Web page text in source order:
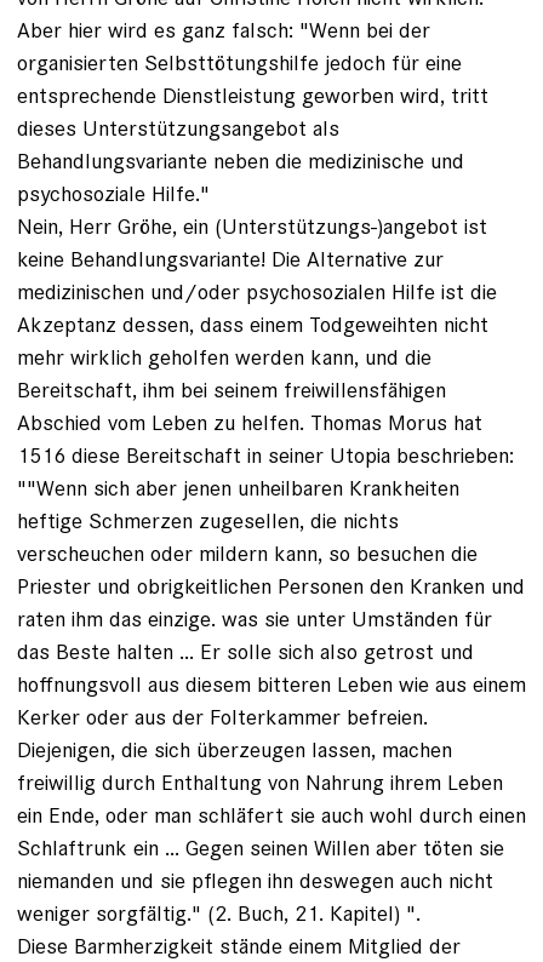
Aber hier wird es ganz falsch: "Wenn bei der
organisierten Selbsttötungshilfe jedoch für eine
entsprechende Dienstleistung geworben wird, tritt
dieses Unterstützungsangebot als
Behandlungsvariante neben die medizinische und
psychosoziale Hilfe."
Nein, Herr Gröhe, ein (Unterstützungs-)angebot ist
keine Behandlungsvariante! Die Alternative zur
medizinischen und/oder psychosozialen Hilfe ist die
Akzeptanz dessen, dass einem Todgeweihten nicht
mehr wirklich geholfen werden kann, und die
Bereitschaft, ihm bei seinem freiwillensfähigen
Abschied vom Leben zu helfen. Thomas Morus hat
1516 diese Bereitschaft in seiner Utopia beschrieben:
""Wenn sich aber jenen unheilbaren Krankheiten
heftige Schmerzen zugesellen, die nichts
verscheuchen oder mildern kann, so besuchen die
Priester und obrigkeitlichen Personen den Kranken und
raten ihm das einzige. was sie unter Umständen für
das Beste halten ... Er solle sich also getrost und
hoffnungsvoll aus diesem bitteren Leben wie aus einem
Kerker oder aus der Folterkammer befreien.
Diejenigen, die sich überzeugen lassen, machen
freiwillig durch Enthaltung von Nahrung ihrem Leben
ein Ende, oder man schläfert sie auch wohl durch einen
Schlaftrunk ein ... Gegen seinen Willen aber töten sie
niemanden und sie pflegen ihn deswegen auch nicht
weniger sorgfältig." (2. Buch, 21. Kapitel) ".
Diese Barmherzigkeit stände einem Mitglied der